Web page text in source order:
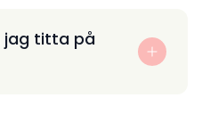
jag titta på